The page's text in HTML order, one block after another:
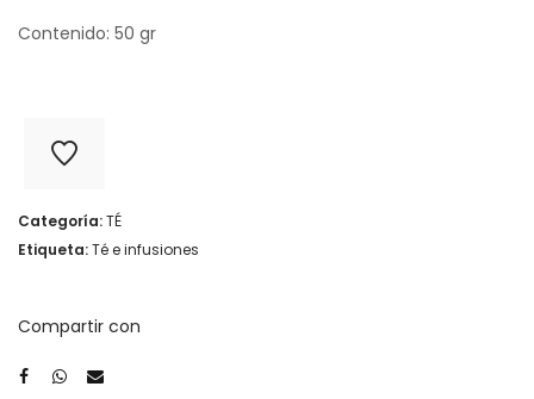
Contenido: 50 gr
Categoría:TÉ
Etiqueta:Té e infusiones
Compartir con